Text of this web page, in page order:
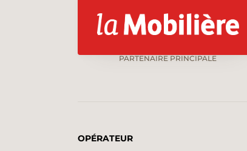
PARTENAIRE PRINCIPALE
OPÉRATEUR